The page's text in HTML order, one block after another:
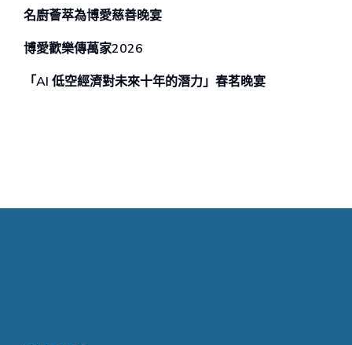
名廚薈萃為博愛慈善晚宴
博愛歡樂傳萬家2026
「AI 低空經濟對未來⼗年的潛⼒」春茗晚宴